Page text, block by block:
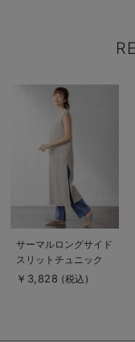
商
品
詳
を
サーマルロングサイド
スリットチュニック
マタニティ・授乳服
￥3,828 (税込)